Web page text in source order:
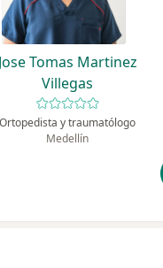
Jose Tomas Martinez
Villegas
Ortopedista y traumatólogo
Medellín